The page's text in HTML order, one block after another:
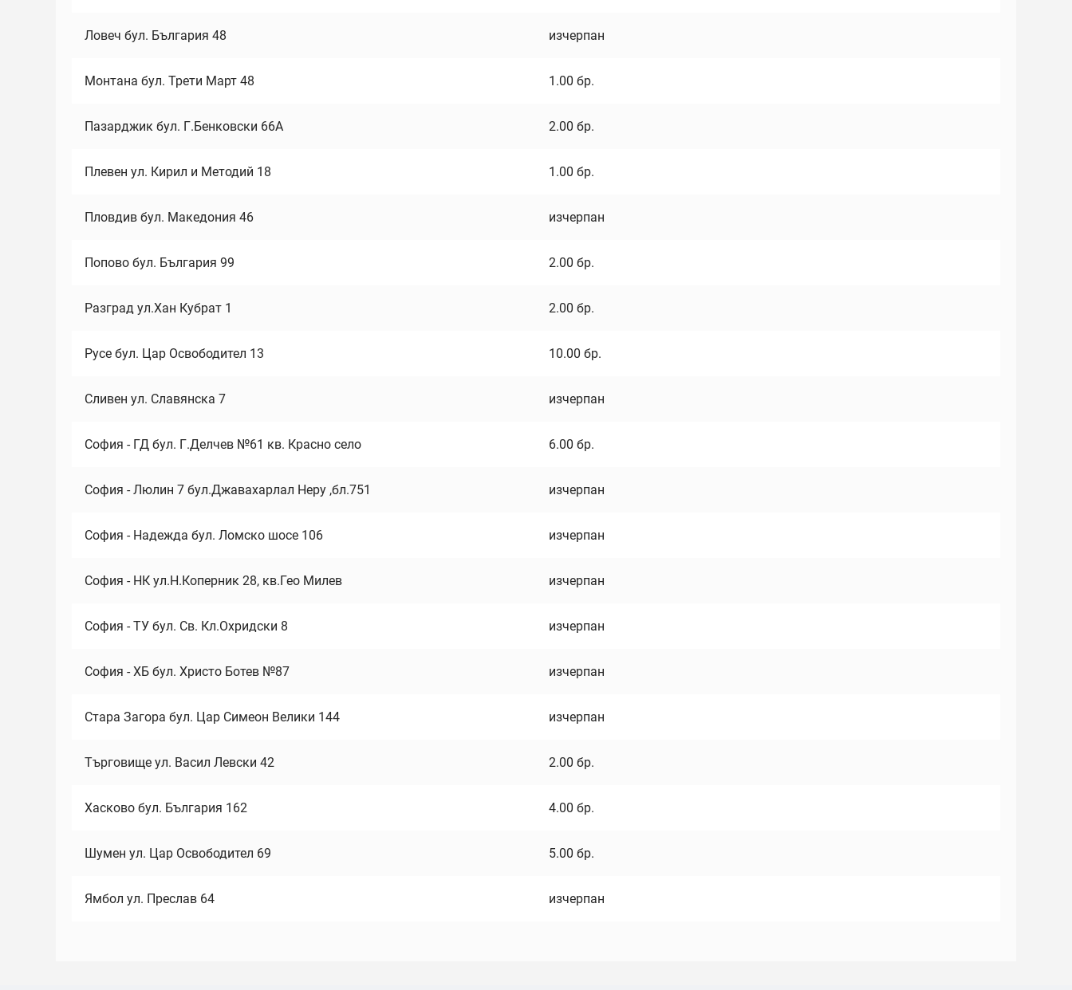
Ловеч бул. България 48 изчерпан
Монтана бул. Трети Март 48 1.00 бр.
Пазарджик бул. Г.Бенковски 66А 2.00 бр.
Плевен ул. Кирил и Методий 18 1.00 бр.
Пловдив бул. Македония 46 изчерпан
Попово бул. България 99 2.00 бр.
Разград ул.Хан Кубрат 1 2.00 бр.
Русе бул. Цар Освободител 13 10.00 бр.
Сливен ул. Славянска 7 изчерпан
София - ГД бул. Г.Делчев №61 кв. Красно село 6.00 бр.
София - Люлин 7 бул.Джавахарлал Неру ,бл.751 изчерпан
София - Надежда бул. Ломско шосе 106 изчерпан
София - НК ул.Н.Коперник 28, кв.Гео Милев изчерпан
София - ТУ бул. Св. Кл.Охридски 8 изчерпан
София - ХБ бул. Христо Ботев №87 изчерпан
Стара Загора бул. Цар Симеон Велики 144 изчерпан
Търговище ул. Васил Левски 42 2.00 бр.
Хасково бул. България 162 4.00 бр.
Шумен ул. Цар Освободител 69 5.00 бр.
Ямбол ул. Преслав 64 изчерпан